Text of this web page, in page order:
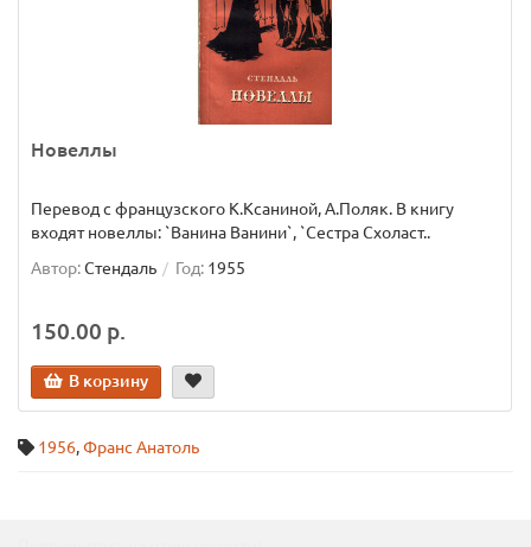
Новеллы
Перевод с французского К.Ксаниной, А.Поляк. В книгу
входят новеллы: `Ванина Ванини`, `Сестра Схоласт..
Автор:Стендаль Год: 1955
150.00 р.
В корзину
1956,Франс Анатоль